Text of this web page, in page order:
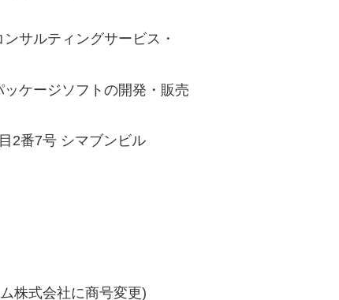
ティングサービス・
ジソフトの開発・販売
2番7号 シマブンビル
式会社に商号変更)